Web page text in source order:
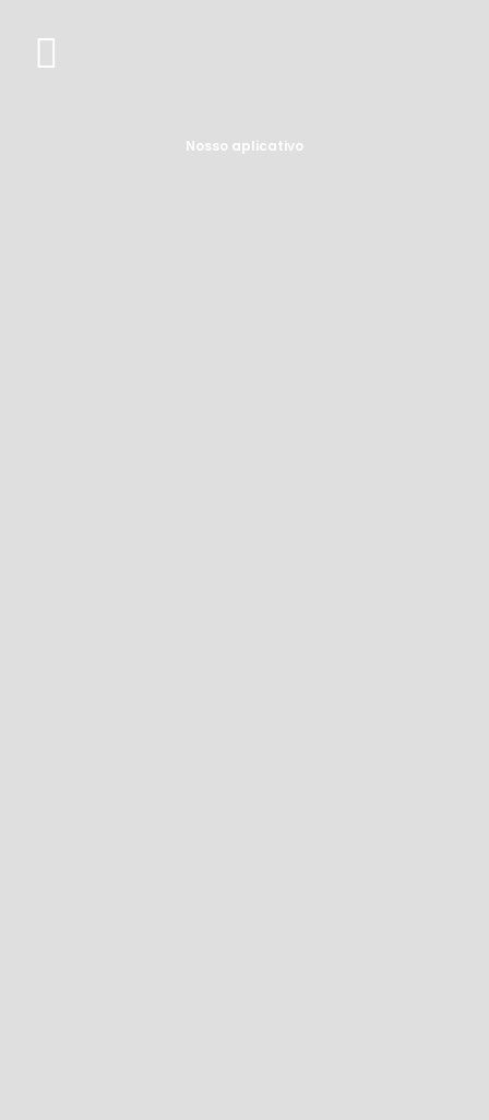
Nosso aplicativo